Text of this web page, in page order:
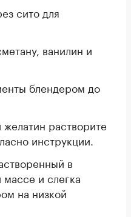
сито для
ванилин и
блендером до
растворите
инструкции.
в
и слегка
на низкой